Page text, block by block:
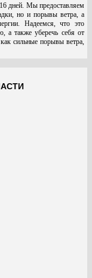
дней. Мы предоставляем
но и порывы ветра, а
Надеемся, что это
а также уберечь себя от
сильные порывы ветра,